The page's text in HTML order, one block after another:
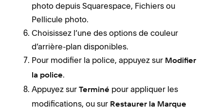
photo depuis Squarespace, Fichiers ou
Pellicule photo.
Choisissez l’une des options de couleur
d’arrière-plan disponibles.
Pour modifier la police, appuyez sur Modifier
la police.
Appuyez sur Terminé pour appliquer les
modifications, ou sur Restaurer la Marque